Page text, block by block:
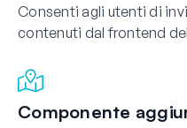
Consenti agli utenti di
contenuti dal frontend
Componente